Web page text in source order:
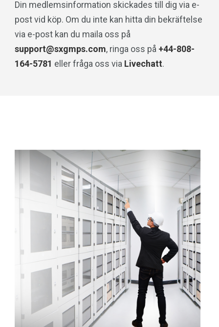
Din medlemsinformation skickades till dig via e-
post vid köp. Om du inte kan hitta din bekräftelse
via e-post kan du maila oss på
support@sxgmps.com, ringa oss på +44-808-
164-5781 eller fråga oss via Livechatt.